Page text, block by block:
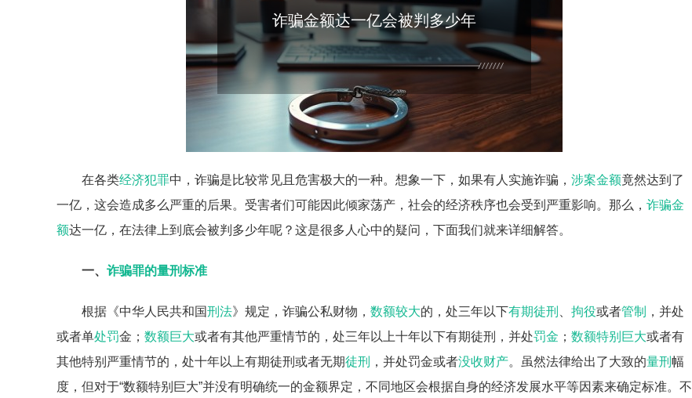
诈骗金额达一亿会被判多少年
在各类经济犯罪中，诈骗是比较常见且危害极大的一种。想象一下，如果有人实施诈骗， 涉案金额竟然达到了
一亿，这会造成多么严重的后果。受害者们可能因此倾家荡产，社会的经济秩序也会受到严重影响。那么， 诈骗金
额达一亿，在法律上到底会被判多少年呢？这是很多人心中的疑问，下面我们就来详细解答。
一、 诈骗罪的量刑标准
根据《中华人民共和国刑法》规定，诈骗公私财物， 数额较大的，处三年以下有期徒刑 拘役或者管制
，并处
或者单处罚金； 数额巨大或者有其他严重情节的，处三年以上十年以下有期徒刑，并处罚金 ； 数额特别巨大或者有
其他特别严重情节的，处十年以上有期徒刑或者无期徒刑 ，并处罚金或者没收财产。虽然法律给出了大致的量刑 幅
度，但对于“数额特别巨大”并没有明确统一的金额界定，不同地区会根据自身的经济发展水平等因素来确定标准。不